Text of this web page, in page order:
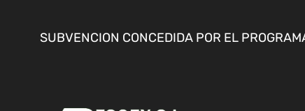
SUBVENCION CONCEDIDA POR EL